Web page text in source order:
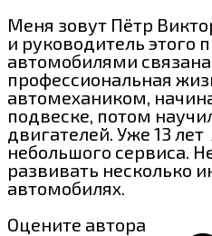
Меня зовут Пётр
и руководитель этого
автомобилями
профессиональная
автомехаником,
подвеске, потом
двигателей. Уже 13
небольшого сервиса.
развивать несколько
автомобилях.
Оцените автора